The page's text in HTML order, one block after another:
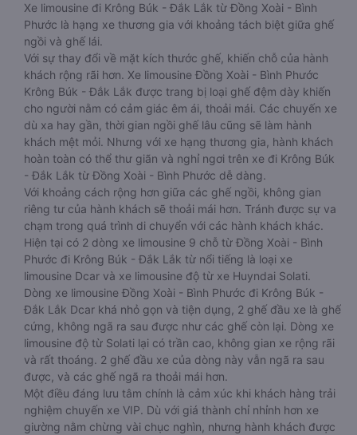
Xe limousine đi Krông Búk - Đắk Lắk từ Đồng Xoài - Bình
Phước là hạng xe thương gia với khoảng tách biệt giữa ghế
ngồi và ghế lái.
Với sự thay đổi về mặt kích thước ghế, khiến chỗ của hành
khách rộng rãi hơn. Xe limousine Đồng Xoài - Bình Phước
Krông Búk - Đắk Lắk được trang bị loại ghế đệm dày khiến
cho người nằm có cảm giác êm ái, thoải mái. Các chuyến xe
dù xa hay gần, thời gian ngồi ghế lâu cũng sẽ làm hành
khách mệt mỏi. Nhưng với xe hạng thương gia, hành khách
hoàn toàn có thể thư giãn và nghỉ ngơi trên xe đi Krông Búk
- Đắk Lắk từ Đồng Xoài - Bình Phước dễ dàng.
Với khoảng cách rộng hơn giữa các ghế ngồi, không gian
riêng tư của hành khách sẽ thoải mái hơn. Tránh được sự va
chạm trong quá trình di chuyển với các hành khách khác.
Hiện tại có 2 dòng xe limousine 9 chỗ từ Đồng Xoài - Bình
Phước đi Krông Búk - Đắk Lắk từ nổi tiếng là loại xe
limousine Dcar và xe limousine độ từ xe Huyndai Solati.
Dòng xe limousine Đồng Xoài - Bình Phước đi Krông Búk -
Đắk Lắk Dcar khá nhỏ gọn và tiện dụng, 2 ghế đầu xe là ghế
cứng, không ngã ra sau được như các ghế còn lại. Dòng xe
limousine độ từ Solati lại có trần cao, không gian xe rộng rãi
và rất thoáng. 2 ghế đầu xe của dòng này vẫn ngã ra sau
được, và các ghế ngã ra thoải mái hơn.
Một điều đáng lưu tâm chính là cảm xúc khi khách hàng trải
nghiệm chuyến xe VIP. Dù với giá thành chỉ nhỉnh hơn xe
giường nằm chừng vài chục nghìn, nhưng hành khách được